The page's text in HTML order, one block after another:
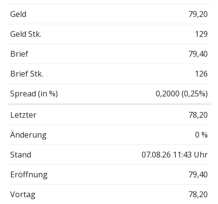
Geld
79,20
Geld Stk.
129
Brief
79,40
Brief Stk.
126
Spread (in %)
0,2000 (0,25%)
Letzter
78,20
Änderung
0 %
Stand
07.08.26 11:43 Uhr
Eröffnung
79,40
Vortag
78,20